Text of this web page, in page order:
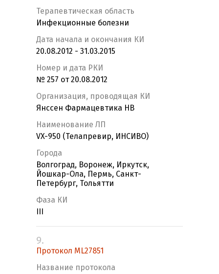
Терапевтическая область
Инфекционные болезни
Дата начала и окончания КИ
20.08.2012 - 31.03.2015
Номер и дата РКИ
№ 257 от 20.08.2012
Организация, проводящая КИ
Янссен Фармацевтика НВ
Наименование ЛП
VX-950 (Телапревир, ИНСИВО)
Города
Волгоград, Воронеж, Иркутск,
Йошкар-Ола, Пермь, Санкт-
Петербург, Тольятти
Фаза КИ
9.
Протокол ML27851
Название протокола